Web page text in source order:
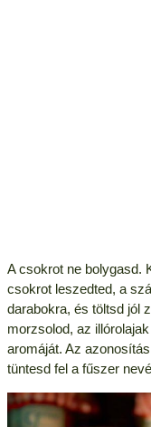
A csokrot ne bolygasd.
csokrot leszedted, a
darabokra, és töltsd jól
morzsolod, az
aromáját. Az
tüntesd fel a fűszer